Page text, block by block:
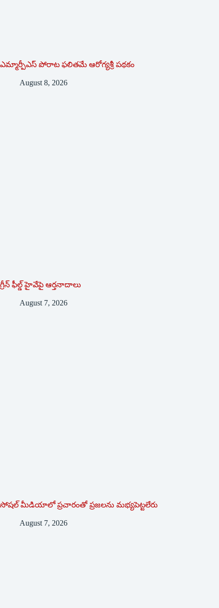
ఎమ్మార్పీఎస్ పోరాట ఫలితమే ఆరోగ్యశ్రీ పథకం
August 8, 2026
గ్రీన్ ఫీల్డ్ హైవేపై ఆర్తనాదాలు
August 7, 2026
సోషల్‌ ‌మీడియాలో ప్రచారంతో ప్రజలను మభ్యపెట్టలేరు
August 7, 2026